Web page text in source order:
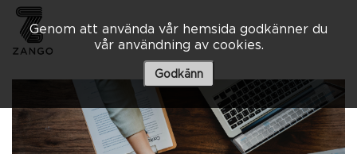
Genom att använda vår hemsida godkänner du
vår användning av cookies.
Godkänn
3 A
– 10 80 00